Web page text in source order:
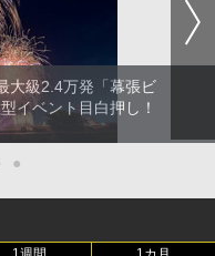
大級2.4万発「幕張ビ
イベント目白押し！
●